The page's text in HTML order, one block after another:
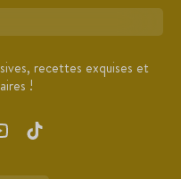
recettes exquises et
!